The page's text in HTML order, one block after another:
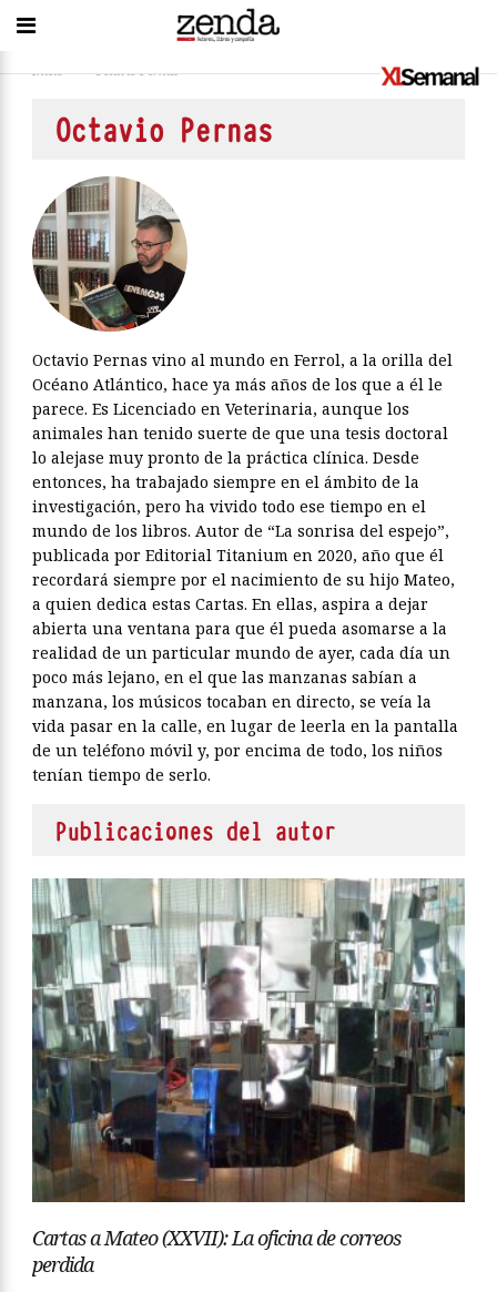
Inicio > Octavio Pernas
Octavio Pernas
Octavio Pernas vino al mundo en Ferrol, a la orilla del
Océano Atlántico, hace ya más años de los que a él le
parece. Es Licenciado en Veterinaria, aunque los
animales han tenido suerte de que una tesis doctoral
lo alejase muy pronto de la práctica clínica. Desde
entonces, ha trabajado siempre en el ámbito de la
investigación, pero ha vivido todo ese tiempo en el
mundo de los libros. Autor de “La sonrisa del espejo”,
publicada por Editorial Titanium en 2020, año que él
recordará siempre por el nacimiento de su hijo Mateo,
a quien dedica estas Cartas. En ellas, aspira a dejar
abierta una ventana para que él pueda asomarse a la
realidad de un particular mundo de ayer, cada día un
poco más lejano, en el que las manzanas sabían a
manzana, los músicos tocaban en directo, se veía la
vida pasar en la calle, en lugar de leerla en la pantalla
de un teléfono móvil y, por encima de todo, los niños
tenían tiempo de serlo.
Publicaciones del autor
Cartas a Mateo (XXVII): La oficina de correos
perdida